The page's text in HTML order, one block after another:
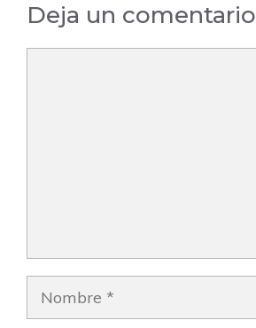
Deja un comentario
Nombre